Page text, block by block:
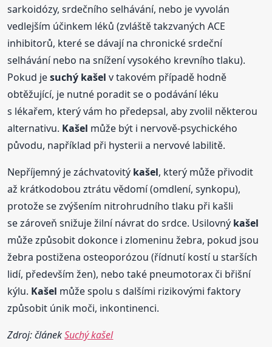
sarkoidózy, srdečního selhávání, nebo je vyvolán
vedlejším účinkem léků (zvláště takzvaných ACE
inhibitorů, které se dávají na chronické srdeční
selhávání nebo na snížení vysokého krevního tlaku).
Pokud jesuchý kašel v takovém případě hodně
obtěžující, je nutné poradit se o podávání léku
s lékařem, který vám ho předepsal, aby zvolil některou
alternativu. Kašel může být i nervově-psychického
původu, například při hysterii a nervové labilitě.
Nepříjemný je záchvatovitý kašel, který může přivodit
až krátkodobou ztrátu vědomí (omdlení, synkopu),
protože se zvýšením nitrohrudního tlaku při kašli
se zároveň snižuje žilní návrat do srdce. Usilovný kašel
může způsobit dokonce i zlomeninu žebra, pokud jsou
žebra postižena osteoporózou (řídnutí kostí u starších
lidí, především žen), nebo také pneumotorax či břišní
kýlu. Kašel může spolu s dalšími rizikovými faktory
způsobit únik moči, inkontinenci.
Zdroj: článekSuchý kašel